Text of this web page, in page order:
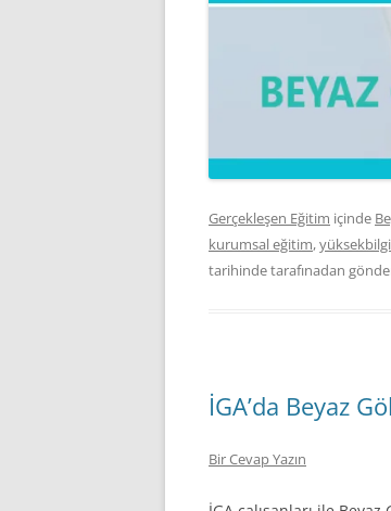
Gerçekleşen Eğitim içinde
kurumsal eğitim,
tarihindetarafınadan
İGA’da Beyaz
Bir Cevap Yazın